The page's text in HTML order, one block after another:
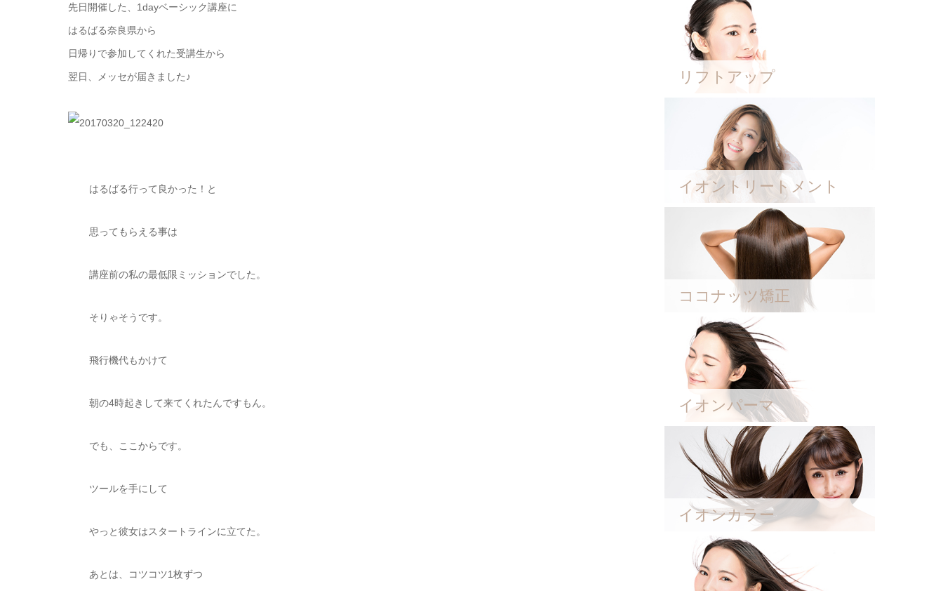
先日開催した、1dayベーシック講座に
はるばる奈良県から
日帰りで参加してくれた受講生から
翌日、メッセが届きました♪
はるばる行って良かった！と
思ってもらえる事は
講座前の私の最低限ミッションでした。
そりゃそうです。
飛行機代もかけて
朝の4時起きして来てくれたんですもん。
でも、ここからです。
ツールを手にして
やっと彼女はスタートラインに立てた。
あとは、コツコツ1枚ずつ
リフトアップ
イオントリートメント
ココナッツ矯正
イオンパーマ
イオンカラー